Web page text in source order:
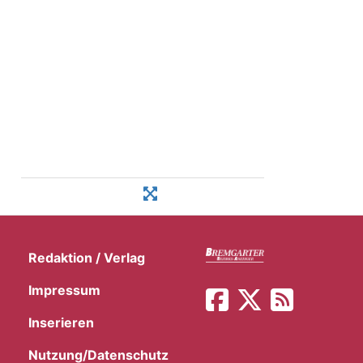
Redaktion / Verlag
Impressum
Inserieren
Nutzung/Datenschutz